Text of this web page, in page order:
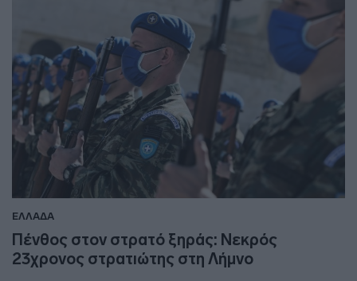
ΕΛΛΑΔΑ
Πένθος στον στρατό ξηράς: Νεκρός
23χρονος στρατιώτης στη Λήμνο